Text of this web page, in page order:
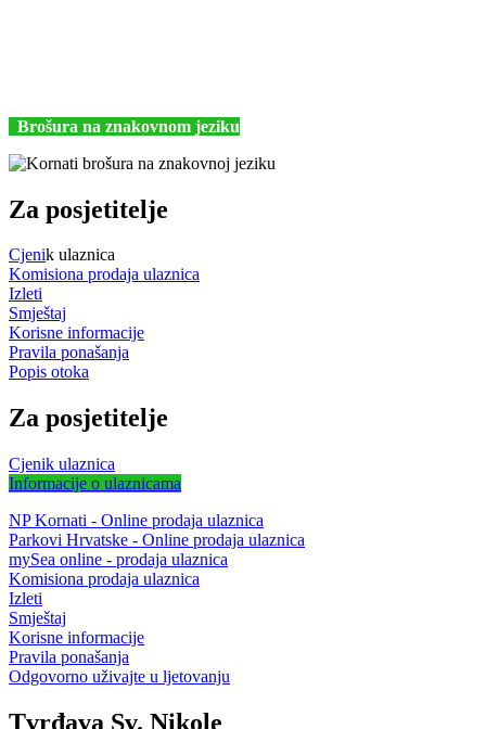
Brošura na znakovnom jeziku
Za posjetitelje
Cjenik ulaznica
Komisiona prodaja ulaznica
Izleti
Smještaj
Korisne informacije
Pravila ponašanja
Popis otoka
Za posjetitelje
Cjenik ulaznica
Informacije o ulaznicama
NP Kornati - Online prodaja ulaznica
Parkovi Hrvatske - Online prodaja ulaznica
mySea online - prodaja ulaznica
Komisiona prodaja ulaznica
Izleti
Smještaj
Korisne informacije
Pravila ponašanja
Odgovorno uživajte u ljetovanju
Tvrđava Sv. Nikole